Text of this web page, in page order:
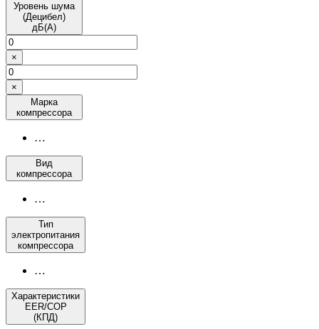
Уровень шума
(Децибел)
дБ(А)
×
×
Марка
компрессора
…
Вид
компрессора
…
Тип
электропитания
компрессора
…
Характеристики
EER/COP
(КПД)